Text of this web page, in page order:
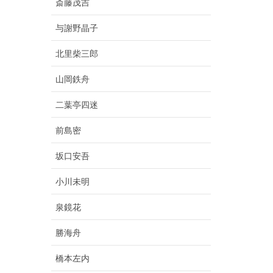
斎藤茂吉
与謝野晶子
北里柴三郎
山岡鉄舟
二葉亭四迷
前島密
坂口安吾
小川未明
泉鏡花
勝海舟
橋本左内